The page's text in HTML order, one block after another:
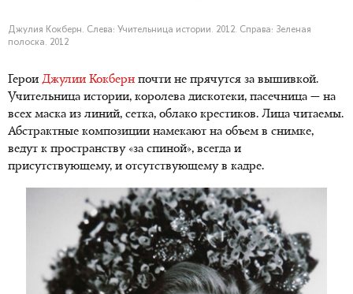
Джулия Кокберн. Слева: Учительница истории. 2012. Справа: Зеленая
полоска. 2012
Герои Джулии Кокберн почти не прячутся за вышивкой.
Учительница истории, королева дискотеки, пасечница — на
всех маска из линий, сетка, облако крестиков. Лица читаемы.
Абстрактные композиции намекают на объем в снимке,
ведут к пространству «за спиной», всегда и
присутствующему, и отсутствующему в кадре.